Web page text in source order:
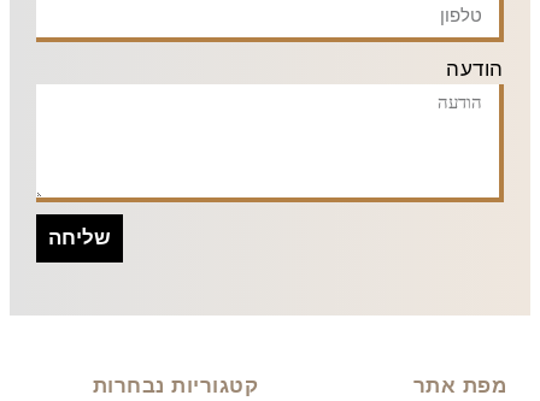
הודעה
שליחה
מפת אתר קטגוריות נבחרות